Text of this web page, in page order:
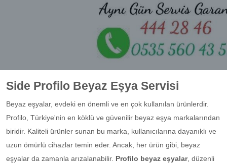
Side Profilo Beyaz Eşya Servisi
Beyaz eşyalar, evdeki en önemli ve en çok kullanılan ürünlerdir.
Profilo, Türkiye'nin en köklü ve güvenilir beyaz eşya markalarından
biridir. Kaliteli ürünler sunan bu marka, kullanıcılarına dayanıklı ve
uzun ömürlü cihazlar temin eder. Ancak, her ürün gibi, beyaz
eşyalar da zamanla arızalanabilir. Profilo beyaz eşyalar, düzenli